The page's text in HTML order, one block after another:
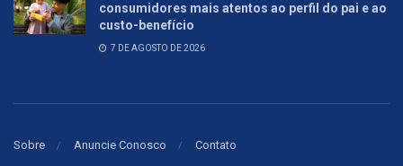
consumidores mais atentos ao perfil do pai e ao
custo-benefício
7 DE AGOSTO DE 2026
Sobre Anuncie Conosco Contato